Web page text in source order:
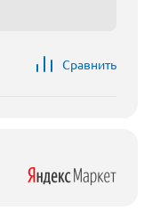
Сравнить